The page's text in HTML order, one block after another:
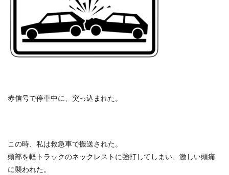
赤信号で停車中に、突っ込まれた。
この時、私は救急車で搬送された。
頭部を軽トラックのネックレストに強打してしまい、激しい頭痛
に襲われた。